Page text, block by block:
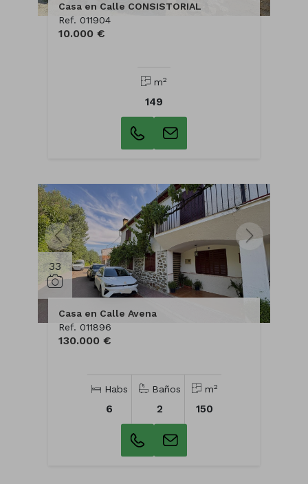
Casa en Calle CONSISTORIAL
Ref. 011904
10.000 €
m2
149
33
Casa en Calle Avena
Ref. 011896
130.000 €
Habs
6
Baños
2
m2
150